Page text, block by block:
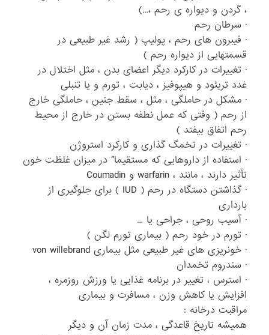
، گردن و دیواره ی رحم ،…)
· سرطان رحم
· فیبرون های رحم ، پولیپ ( رشد غیر طبیعی در
قسمتهایی از دیواره رحم )
· تغییرات در کارکرد دیگر اعضای بدن ، مثل اختلال در
غدد تریئود و هیپوفیز ، دیابت ، تورم و یا تنبلی
· مشکل در حاملگی ، مثل ، سقط جنین ، حاملگی خارج
از رحم ( وقتی که عمل نطفه بستن در خارج از محیط
رحم اتفاق بیفتد )
· تغییرات در تخمگ گذاری و کارکرد استروژن
· استفاده از داروهایی که مستقیما” در میزان غلظت خون
تأثیر دارند ، مانند ، warfarin و Coumadin
· گذاشتن دستگاه در رحم ( IUD ) برای جلوگیری از
بارداری
· آسیب روحی ، جراحی یا …
· تورم در خود رحم ( بیماری تورم لگن )
· خونریزی های غیر طبیعی مثل بیماری von willebrand
· سندروم تخمدان
· استرس ، تغییر در برنامه غذایی یا ورزش روزمره ،
افزایش یا کاهش وزن ، مسافرت و بیماری
مراقبت درخانه :
همیشه تاریخ قاعدگی ، مدت زمان آن و دیگر